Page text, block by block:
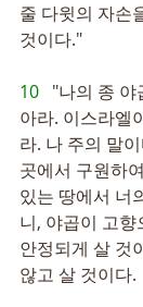
줄 다윗의 자손
것이다."
10 "나의 종
아라. 이스라엘
라. 나 주의 말
곳에서 구원하
있는 땅에서 너
니, 야곱이 고
안정되게 살 것
않고 살 것이다.